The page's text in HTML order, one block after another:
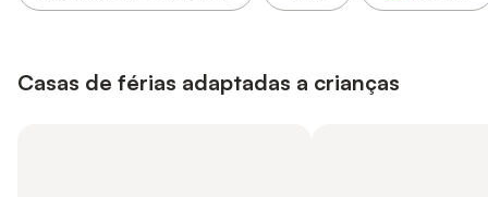
Casas de férias adaptadas a crianças